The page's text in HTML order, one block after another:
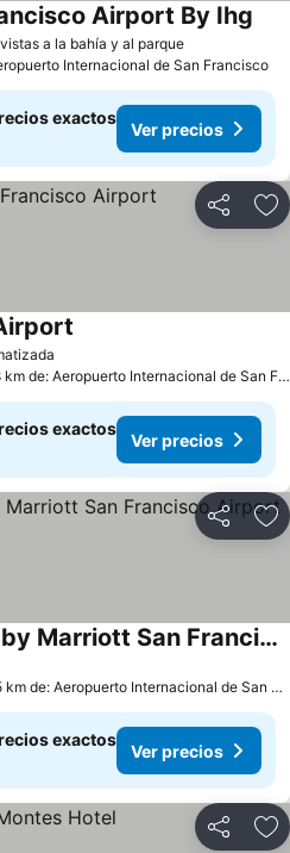
a la bahía y al parque
Airport By Ihg
Internacional de San Francisco
exactos
Ver precios
Compartir
a 1.8 km de: Aeropuerto Internacional de San Francisco
exactos
Ver precios
Compartir
Fairfield Inn & Suites by Marriott San Francisco Airport
a 1.5 km de: Aeropuerto Internacional de San Francisco
exactos
Ver precios
Compartir